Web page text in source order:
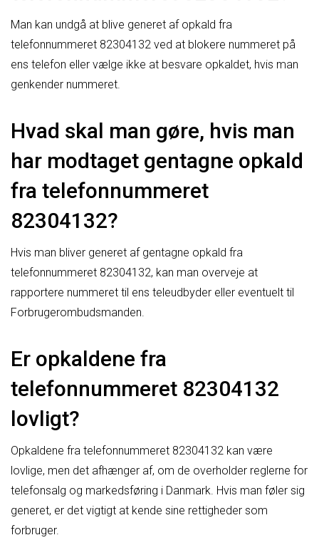
Man kan undgå at blive generet af opkald fra
telefonnummeret 82304132 ved at blokere nummeret på
ens telefon eller vælge ikke at besvare opkaldet, hvis man
genkender nummeret.
Hvad skal man gøre, hvis man
har modtaget gentagne opkald
fra telefonnummeret
82304132?
Hvis man bliver generet af gentagne opkald fra
telefonnummeret 82304132, kan man overveje at
rapportere nummeret til ens teleudbyder eller eventuelt til
Forbrugerombudsmanden.
Er opkaldene fra
telefonnummeret 82304132
lovligt?
Opkaldene fra telefonnummeret 82304132 kan være
lovlige, men det afhænger af, om de overholder reglerne for
telefonsalg og markedsføring i Danmark. Hvis man føler sig
generet, er det vigtigt at kende sine rettigheder som
forbruger.